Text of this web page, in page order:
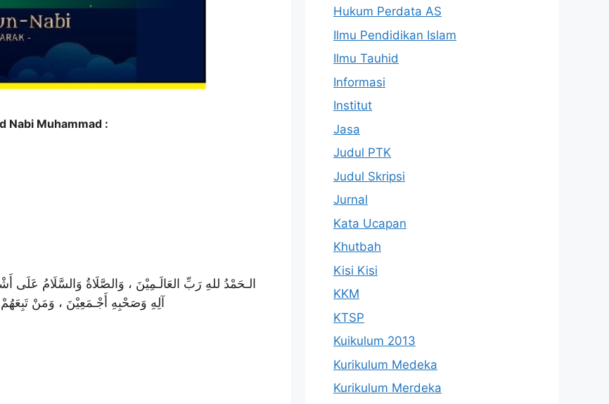
Nabi Muhammad :
الـحَمْدُ للهِ رَبِّ العَالَـمِيْنَ ، وَالصَّلَاةُ وَالسَّلَامُ عَلَى
آلِهِ وَصَحْبِهِ أَجْـمَعِيْنَ ، وَمَنْ
Hukum Perdata AS
Ilmu Pendidikan Islam
Ilmu Tauhid
Informasi
Institut
Jasa
Judul PTK
Judul Skripsi
Jurnal
Kata Ucapan
Khutbah
Kisi Kisi
KKM
KTSP
Kuikulum 2013
Kurikulum Medeka
Kurikulum Merdeka